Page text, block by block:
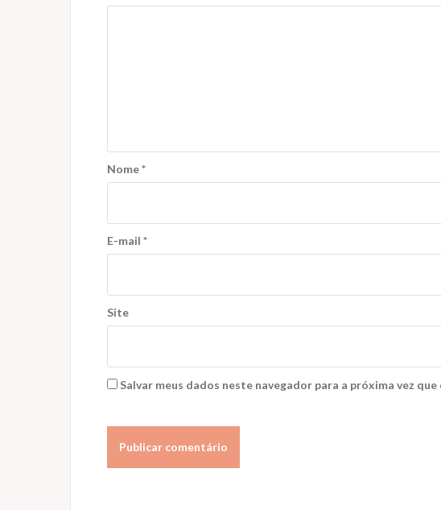
Nome*
E-mail *
Site
Salvar meus dados neste navegador para a próxima vez que